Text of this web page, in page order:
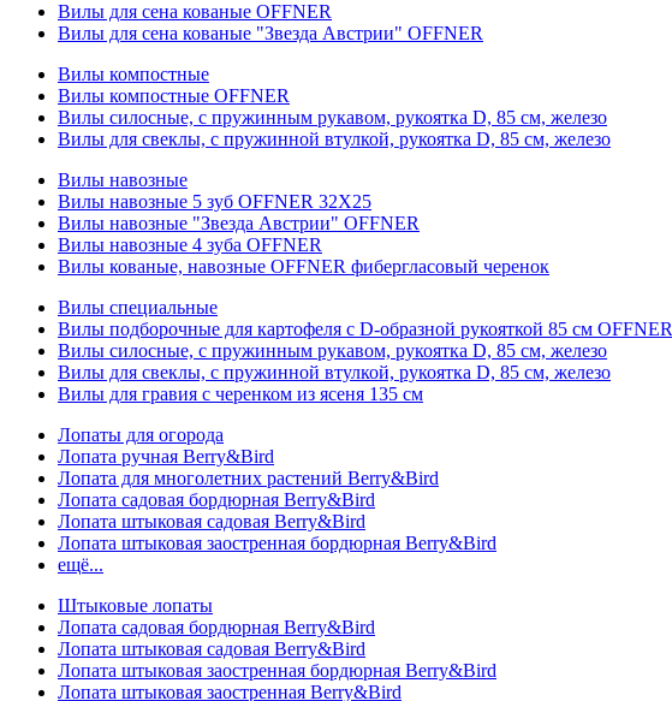
Вилы для сена кованые OFFNER
Вилы для сена кованые "Звезда Австрии" OFFNER
Вилы компостные
Вилы компостные OFFNER
Вилы силосные, с пружинным рукавом, рукоятка D, 85 см, железо
Вилы для свеклы, с пружинной втулкой, рукоятка D, 85 см, железо
Вилы навозные
Вилы навозные 5 зуб OFFNER 32X25
Вилы навозные "Звезда Австрии" OFFNER
Вилы навозные 4 зуба OFFNER
Вилы кованые, навозные OFFNER фибергласовый черенок
Вилы специальные
Вилы подборочные для картофеля с D-образной рукояткой 85 см OFFNER
Вилы силосные, с пружинным рукавом, рукоятка D, 85 см, железо
Вилы для свеклы, с пружинной втулкой, рукоятка D, 85 см, железо
Вилы для гравия с черенком из ясеня 135 см
Лопаты для огорода
Лопата ручная Berry&Bird
Лопата для многолетних растений Berry&Bird
Лопата садовая бордюрная Berry&Bird
Лопата штыковая садовая Berry&Bird
Лопата штыковая заостренная бордюрная Berry&Bird
ещё...
Штыковые лопаты
Лопата садовая бордюрная Berry&Bird
Лопата штыковая садовая Berry&Bird
Лопата штыковая заостренная бордюрная Berry&Bird
Лопата штыковая заостренная Berry&Bird